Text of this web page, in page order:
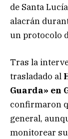
de Santa
alacrán
un protocolo
Tras la
trasladado al
Guarda» en
confirmaron
general,
monitorear